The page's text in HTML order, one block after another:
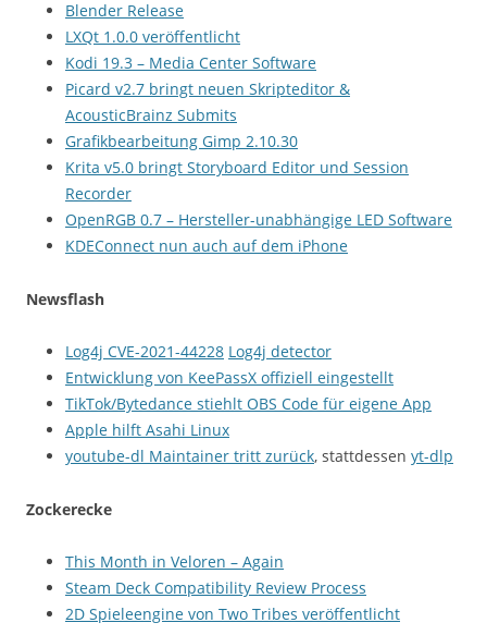
Blender Release
LXQt 1.0.0 veröffentlicht
Kodi 19.3 – Media Center Software
Picard v2.7 bringt neuen Skripteditor &
AcousticBrainz Submits
Grafikbearbeitung Gimp 2.10.30
Krita v5.0 bringt Storyboard Editor und Session
Recorder
OpenRGB 0.7 – Hersteller-unabhängige LED Software
KDEConnect nun auch auf dem iPhone
Newsflash
Log4j CVE-2021-44228 Log4j detector
Entwicklung von KeePassX offiziell eingestellt
TikTok/Bytedance stiehlt OBS Code für eigene App
Apple hilft Asahi Linux
youtube-dl Maintainer tritt zurück, stattdessen yt-dlp
Zockerecke
This Month in Veloren – Again
Steam Deck Compatibility Review Process
2D Spieleengine von Two Tribes veröffentlicht